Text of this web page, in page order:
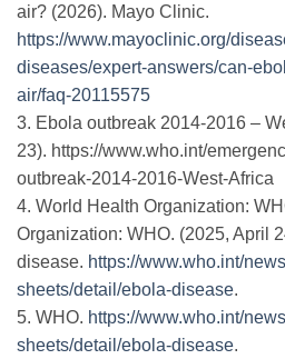
air? (2026). Mayo Clinic.
https://www.mayoclinic.org/
diseases/expert-answers/can-
air/faq-20115575
3. Ebola outbreak 2014-2016 –
23). https://www.who.int/
outbreak-2014-2016-West-Africa
4. World Health Organization:
Organization: WHO. (2025, April
disease. https://www.who.int/
sheets/detail/ebola-disease.
5. WHO. https://www.who.int/
sheets/detail/ebola-disease.